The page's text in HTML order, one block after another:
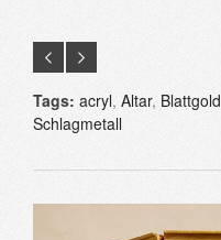
Tags: acryl, Altar, Blattgold
Schlagmetall